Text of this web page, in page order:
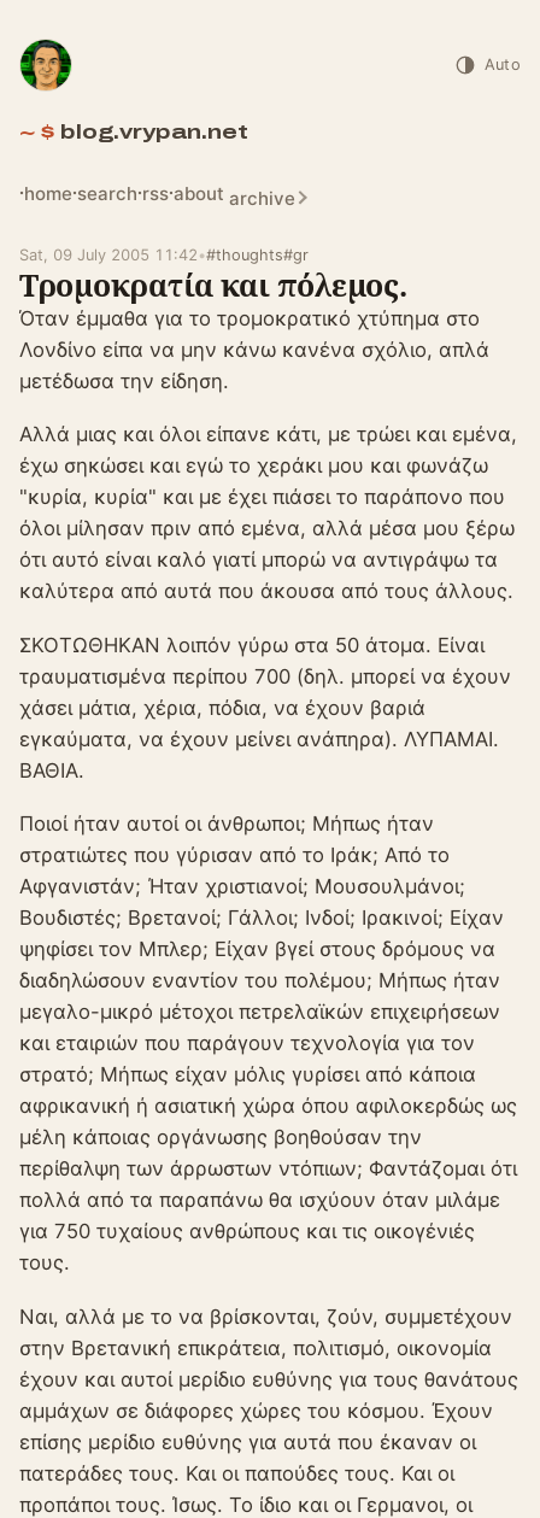
blog.vrypan.net
home search rss about archive
Auto
Sat, 09 July 2005 11:42 •#thoughts#gr
Τρομοκρατία και πόλεμος.
Όταν έμμαθα για το τρομοκρατικό χτύπημα στο
Λονδίνο είπα να μην κάνω κανένα σχόλιο, απλά
μετέδωσα την είδηση.
Αλλά μιας και όλοι είπανε κάτι, με τρώει και εμένα,
έχω σηκώσει και εγώ το χεράκι μου και φωνάζω
"κυρία, κυρία" και με έχει πιάσει το παράπονο που
όλοι μίλησαν πριν από εμένα, αλλά μέσα μου ξέρω
ότι αυτό είναι καλό γιατί μπορώ να αντιγράψω τα
καλύτερα από αυτά που άκουσα από τους άλλους.
ΣΚΟΤΩΘΗΚΑΝ λοιπόν γύρω στα 50 άτομα. Είναι
τραυματισμένα περίπου 700 (δηλ. μπορεί να έχουν
χάσει μάτια, χέρια, πόδια, να έχουν βαριά
εγκαύματα, να έχουν μείνει ανάπηρα). ΛΥΠΑΜΑΙ.
ΒΑΘΙΑ.
Ποιοί ήταν αυτοί οι άνθρωποι; Μήπως ήταν
στρατιώτες που γύρισαν από το Ιράκ; Από το
Αφγανιστάν; Ήταν χριστιανοί; Μουσουλμάνοι;
Βουδιστές; Βρετανοί; Γάλλοι; Ινδοί; Ιρακινοί; Είχαν
ψηφίσει τον Μπλερ; Είχαν βγεί στους δρόμους να
διαδηλώσουν εναντίον του πολέμου; Μήπως ήταν
μεγαλο-μικρό μέτοχοι πετρελαϊκών επιχειρήσεων
και εταιριών που παράγουν τεχνολογία για τον
στρατό; Μήπως είχαν μόλις γυρίσει από κάποια
αφρικανική ή ασιατική χώρα όπου αφιλοκερδώς ως
μέλη κάποιας οργάνωσης βοηθούσαν την
περίθαλψη των άρρωστων ντόπιων; Φαντάζομαι ότι
πολλά από τα παραπάνω θα ισχύουν όταν μιλάμε
για 750 τυχαίους ανθρώπους και τις οικογένιές
τους.
Ναι, αλλά με το να βρίσκονται, ζούν, συμμετέχουν
στην Βρετανική επικράτεια, πολιτισμό, οικονομία
έχουν και αυτοί μερίδιο ευθύνης για τους θανάτους
αμμάχων σε διάφορες χώρες του κόσμου. Έχουν
επίσης μερίδιο ευθύνης για αυτά που έκαναν οι
πατεράδες τους. Και οι παπούδες τους. Και οι
προπάποι τους. Ίσως. Το ίδιο και οι Γερμανοι, οι